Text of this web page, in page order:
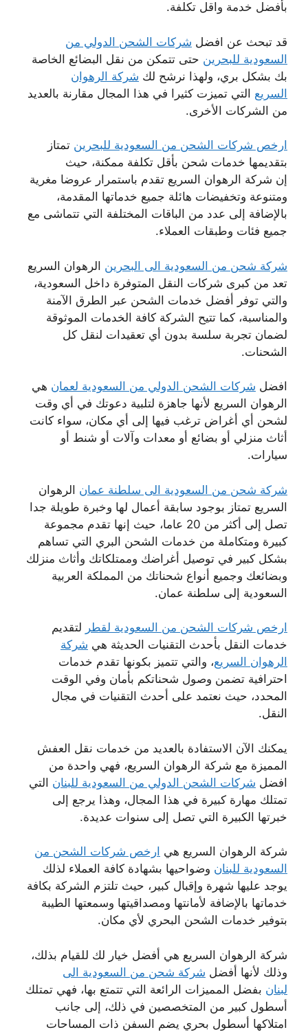
بأفضل خدمة واقل تكلفة.
قد تبحث عن افضل شركات الشحن الدولي من
السعودية للبحرين حتى تتمكن من نقل البضائع الخاصة
بك بشكل بري، ولهذا نرشح لك شركة الرهوان
السريع التي تميزت كثيرا في هذا المجال مقارنة بالعديد
من الشركات الأخرى.
ارخص شركات الشحن من السعودية للبحرين تمتاز
بتقديمها خدمات شحن بأقل تكلفة ممكنة، حيث
إن شركة الرهوان السريع تقدم باستمرار عروضا مغرية
ومتنوعة وتخفيضات هائلة جميع خدماتها المقدمة،
بالإضافة إلى عدد من الباقات المختلفة التي تتماشى مع
جميع فئات وطبقات العملاء.
شركة شحن من السعودية الى البحرين الرهوان السريع
تعد من كبرى شركات النقل المتوفرة داخل السعودية،
والتي توفر أفضل خدمات الشحن عبر الطرق الآمنة
والمناسبة، كما تتيح الشركة كافة الخدمات الموثوقة
لضمان تجربة سلسة بدون أي تعقيدات لنقل كل
الشحنات.
افضل شركات الشحن الدولي من السعودية لعمان هي
الرهوان السريع لأنها جاهزة لتلبية دعوتك في أي وقت
لشحن أي أغراض ترغب فيها إلى أي مكان، سواء كانت
أثاث منزلي أو بضائع أو معدات وآلات أو شنط أو
سيارات.
شركة شحن من السعودية الى سلطنة عمان الرهوان
السريع تمتاز بوجود سابقة أعمال لها وخبرة طويلة جدا
تصل إلى أكثر من 20 عاما، حيث إنها تقدم مجموعة
كبيرة ومتكاملة من خدمات الشحن البري التي تساهم
بشكل كبير في توصيل أغراضك وممتلكاتك وأثاث منزلك
وبضائعك وجميع أنواع شحناتك من المملكة العربية
السعودية إلى سلطنة عمان.
ارخص شركات الشحن من السعودية لقطر لتقديم
خدمات النقل بأحدث التقنيات الحديثة هي شركة
الرهوان السريع، والتي تتميز بكونها تقدم خدمات
احترافية تضمن وصول شحناتكم بأمان وفي الوقت
المحدد، حيث نعتمد على أحدث التقنيات في مجال
النقل.
يمكنك الآن الاستفادة بالعديد من خدمات نقل العفش
المميزة مع شركة الرهوان السريع، فهي واحدة من
افضل شركات الشحن الدولي من السعودية للبنان التي
تمتلك مهارة كبيرة في هذا المجال، وهذا يرجع إلى
خبرتها الكبيرة التي تصل إلى سنوات عديدة.
شركة الرهوان السريع هي ارخص شركات الشحن من
السعودية للبنان وضواحيها بشهادة كافة العملاء لذلك
يوجد عليها شهرة وإقبال كبير، حيث تلتزم الشركة بكافة
خدماتها بالإضافة لأمانتها ومصداقيتها وسمعتها الطيبة
بتوفير خدمات الشحن البحري لأي مكان.
شركة الرهوان السريع هي أفضل خيار لك للقيام بذلك،
وذلك لأنها أفضل شركة شحن من السعودية الى
لبنان بفضل المميزات الرائعة التي تتمتع بها، فهي تمتلك
أسطول كبير من المتخصصين في ذلك، إلى جانب
امتلاكها أسطول بحري يضم السفن ذات المساحات